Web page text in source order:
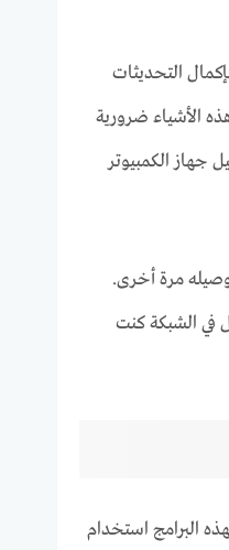
التحديثات
الأشياء ضرورية
جهاز الكمبيوتر
على الأقل ثم أعد توصيله مرة أخرى.
في الشبكة كنت
البرامج استخدام